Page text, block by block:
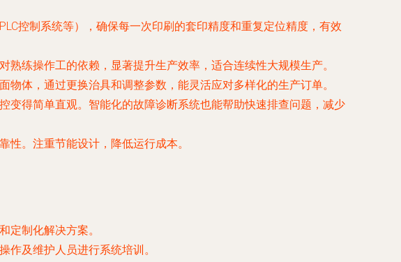
控制系统等），确保每一次印刷的套印精度和重复定位精度，有效
练操作工的依赖，显著提升生产效率，适合连续性大规模生产。
体，通过更换治具和调整参数，能灵活应对多样化的生产订单。
变得简单直观。智能化的故障诊断系统也能帮助快速排查问题，减少
性。注重节能设计，降低运行成本。
定制化解决方案。
作及维护人员进行系统培训。